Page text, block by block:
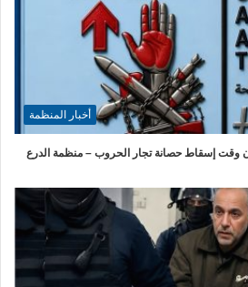
أخبار المنظمة
وقت إسقاط حصانة تجار الحروب – منظمة الدرع